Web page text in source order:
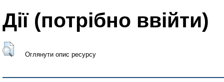
Дії ​​(потрібно ввійти)
Оглянути опис ресурсу